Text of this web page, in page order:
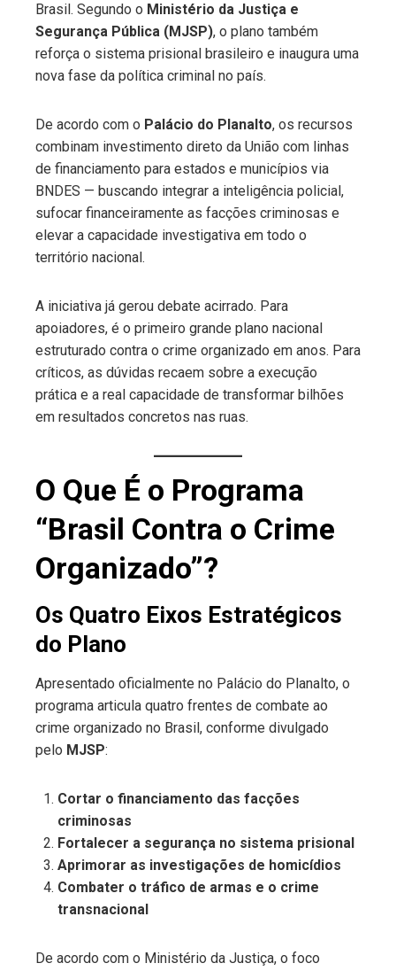
Brasil. Segundo o Ministério da Justiça e
Segurança Pública (MJSP), o plano também
reforça o sistema prisional brasileiro e inaugura uma
nova fase da política criminal no país.
De acordo com o Palácio do Planalto, os recursos
combinam investimento direto da União com linhas
de financiamento para estados e municípios via
BNDES — buscando integrar a inteligência policial,
sufocar financeiramente as facções criminosas e
elevar a capacidade investigativa em todo o
território nacional.
A iniciativa já gerou debate acirrado. Para
apoiadores, é o primeiro grande plano nacional
estruturado contra o crime organizado em anos. Para
críticos, as dúvidas recaem sobre a execução
prática e a real capacidade de transformar bilhões
em resultados concretos nas ruas.
O Que É o Programa
“Brasil Contra o Crime
Organizado”?
Os Quatro Eixos Estratégicos
do Plano
Apresentado oficialmente no Palácio do Planalto, o
programa articula quatro frentes de combate ao
crime organizado no Brasil, conforme divulgado
pelo MJSP:
Cortar o financiamento das facções
criminosas
Fortalecer a segurança no sistema prisional
Aprimorar as investigações de homicídios
Combater o tráfico de armas e o crime
transnacional
De acordo com o Ministério da Justiça, o foco